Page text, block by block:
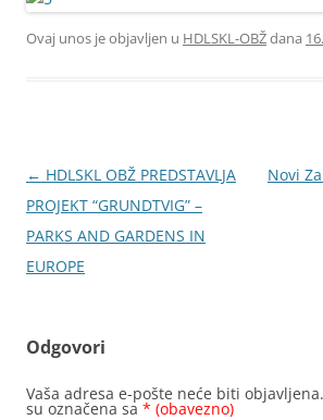
Ovaj unos je objavljen u HDLSKL-OBŽdana
Navigacija
objava
← HDLSKL OBŽ PREDSTAVLJA
PROJEKT “GRUNDTVIG” –
PARKS AND GARDENS IN
EUROPE
Novi
Odgovori
Vaša adresa e-pošte neće biti objavljena.
su označena sa * (obavezno)